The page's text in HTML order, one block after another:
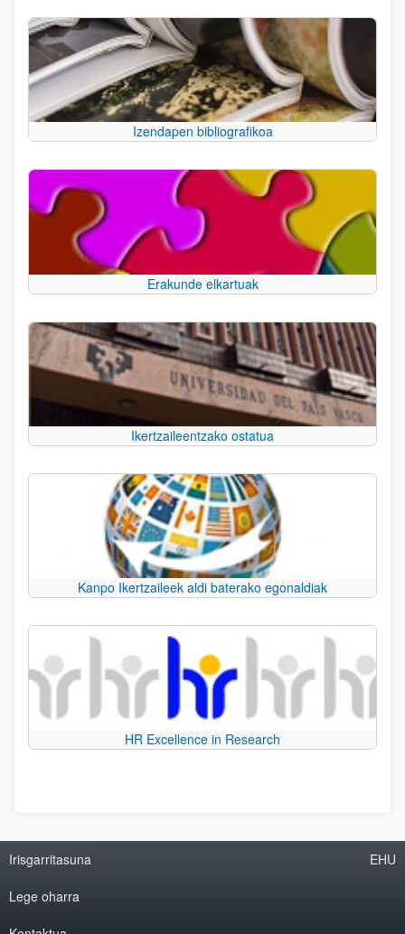
Izendapen bibliografikoa
Erakunde elkartuak
Ikertzaileentzako ostatua
Kanpo Ikertzaileek aldi baterako egonaldiak
HR Excellence in Research
Irisgarritasuna
Lege oharra
EHU